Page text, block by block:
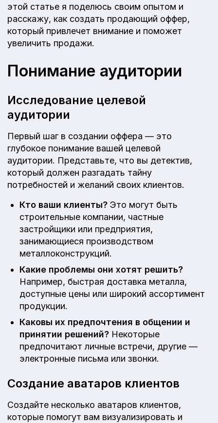
этой статье я поделюсь своим опытом и
расскажу, как создать продающий оффер,
который привлечет внимание и поможет
увеличить продажи.
Понимание аудитории
Исследование целевой
аудитории
Первый шаг в создании оффера — это
глубокое понимание вашей целевой
аудитории. Представьте, что вы детектив,
который должен разгадать тайну
потребностей и желаний своих клиентов.
Кто ваши клиенты? Это могут быть
строительные компании, частные
застройщики или предприятия,
занимающиеся производством
металлоконструкций.
Какие проблемы они хотят решить?
Например, быстрая доставка металла,
доступные цены или широкий ассортимент
продукции.
Каковы их предпочтения в общении и
принятии решений? Некоторые
предпочитают личные встречи, другие —
электронные письма или звонки.
Создание аватаров клиентов
Создайте несколько аватаров клиентов,
которые помогут вам визуализировать и